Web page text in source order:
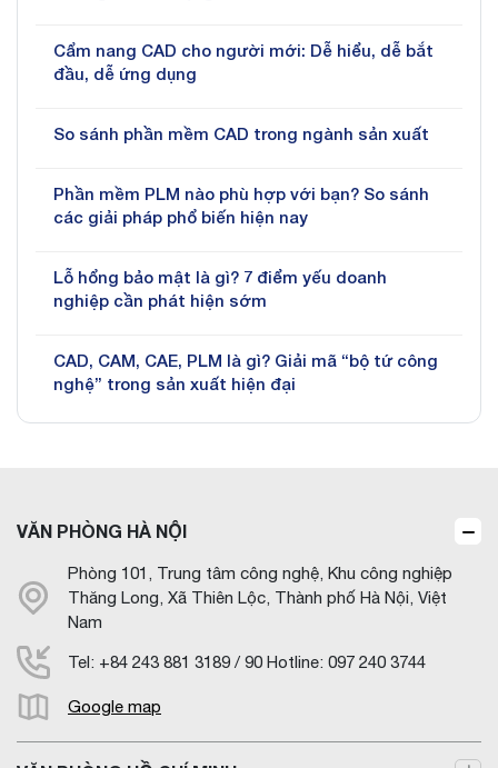
Cẩm nang CAD cho người mới: Dễ hiểu, dễ bắt
đầu, dễ ứng dụng
So sánh phần mềm CAD trong ngành sản xuất
Phần mềm PLM nào phù hợp với bạn? So sánh
các giải pháp phổ biến hiện nay
Lỗ hổng bảo mật là gì? 7 điểm yếu doanh
nghiệp cần phát hiện sớm
CAD, CAM, CAE, PLM là gì? Giải mã “bộ tứ công
nghệ” trong sản xuất hiện đại
VĂN PHÒNG HÀ NỘI
Phòng 101, Trung tâm công nghệ, Khu công nghiệp
Thăng Long, Xã Thiên Lộc, Thành phố Hà Nội, Việt
Nam
Tel: +84 243 881 3189 / 90 Hotline: 097 240 3744
Google map